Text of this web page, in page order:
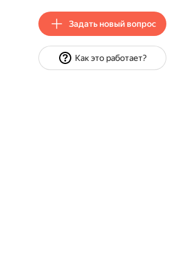
Задать новый вопрос
Как это работает?